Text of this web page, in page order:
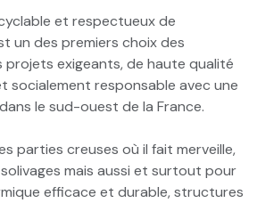
et respectueux de
un des premiers choix des
exigeants, de haute qualité
socialement responsable avec une
le sud-ouest de la France.
parties creuses où il fait merveille,
mais aussi et surtout pour
efficace et durable, structures